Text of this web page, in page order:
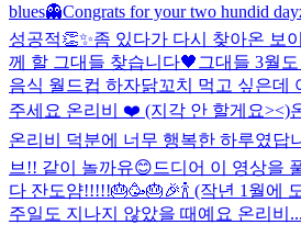
blues👻Congrats for your two hundid
성공적👏✨좀 있다가 다시 찾아온 보
께 할 그대들 찾습니다🖤 그대들 3월
음식 월드컵 하자닭꼬치 먹고 싶은데
주세요 온리비 ❤️ (지각 안 할게요><)
온리비 덕분에 너무 행복한 하루였
브!! 같이 놀까유😊드디어 이 영상을
다 잔도얌!!!!!🎂🥳🎂🎉🍾 (작년 1월에
주일도 지나지 않았을 때예요 온리비